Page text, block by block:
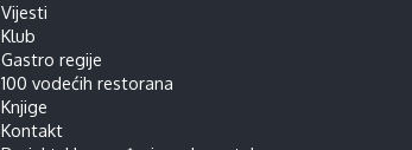
Vijesti
Klub
Gastro regije
100 vodećih restorana
Knjige
Kontakt